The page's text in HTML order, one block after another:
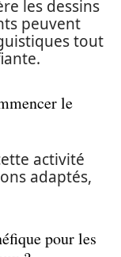
les dessins
peuvent
tout
le
activité
adaptés,
pour les